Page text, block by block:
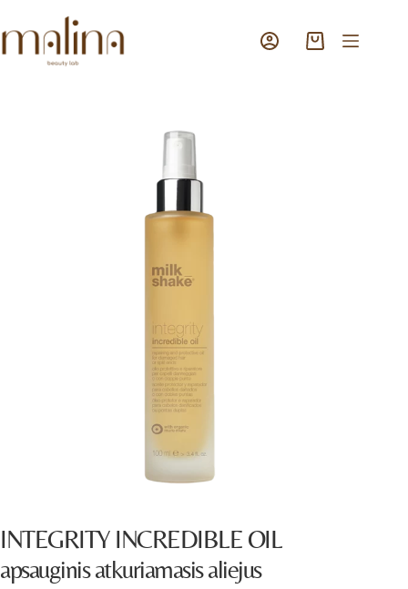
INTEGRITY INCREDIBLE OIL
apsauginis atkuriamasis aliejus